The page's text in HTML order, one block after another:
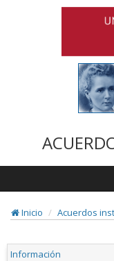
Inicio
Acuerdos
Información